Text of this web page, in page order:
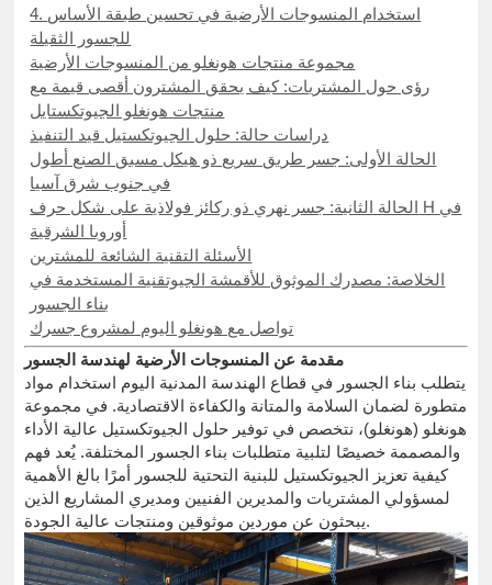
4. استخدام المنسوجات الأرضية في تحسين طبقة الأساس
للجسور الثقيلة
مجموعة منتجات هونغلو من المنسوجات الأرضية
رؤى حول المشتريات: كيف يحقق المشترون أقصى قيمة مع
منتجات هونغلو الجيوتكستايل
دراسات حالة: حلول الجيوتكستيل قيد التنفيذ
الحالة الأولى: جسر طريق سريع ذو هيكل مسبق الصنع أطول
في جنوب شرق آسيا
الحالة الثانية: جسر نهري ذو ركائز فولاذية على شكل حرف H في
أوروبا الشرقية
الأسئلة التقنية الشائعة للمشترين
الخلاصة: مصدرك الموثوق للأقمشة الجيوتقنية المستخدمة في
بناء الجسور
تواصل مع هونغلو اليوم لمشروع جسرك
مقدمة عن المنسوجات الأرضية لهندسة الجسور
يتطلب بناء الجسور في قطاع الهندسة المدنية اليوم استخدام مواد
متطورة لضمان السلامة والمتانة والكفاءة الاقتصادية. في مجموعة
هونغلو (هونغلو)، نتخصص في توفير حلول الجيوتكستيل عالية الأداء
والمصممة خصيصًا لتلبية متطلبات بناء الجسور المختلفة. يُعد فهم
كيفية تعزيز الجيوتكستيل للبنية التحتية للجسور أمرًا بالغ الأهمية
لمسؤولي المشتريات والمديرين الفنيين ومديري المشاريع الذين
يبحثون عن موردين موثوقين ومنتجات عالية الجودة.